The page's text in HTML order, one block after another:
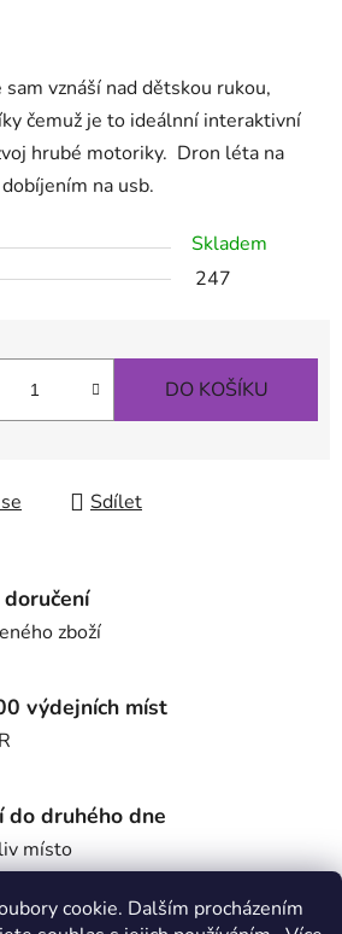
cookie. Dalším procházením
vznáší nad dětskou rukou,
čemuž je to ideálnní interaktivní
hrubé motoriky. Dron léta na
na usb.
Skladem
247
DO KOŠÍKU
Sdílet
zboží
výdejních míst
do druhého dne
místo